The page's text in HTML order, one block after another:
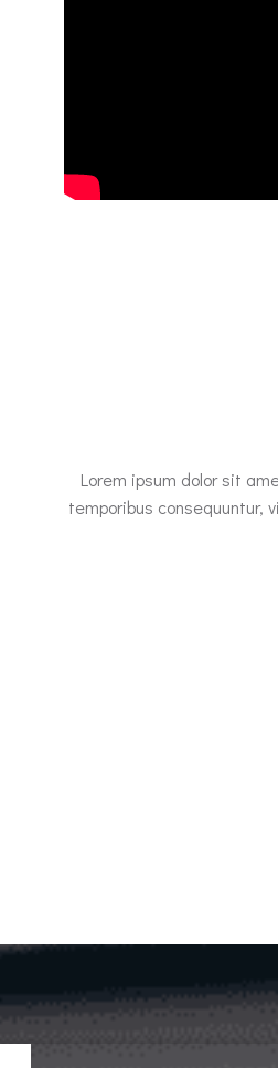
Lorem ipsum dolor sit
temporibus consequuntur,